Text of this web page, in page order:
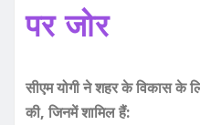
पर जोर
सीएम योगी ने शहर के विकास के
की, जिनमें शामिल हैं: